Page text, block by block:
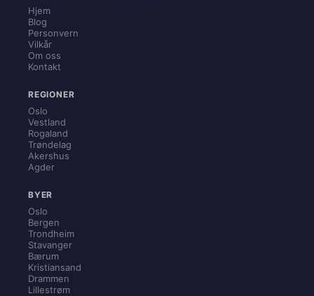
Hjem
Blog
Personvern
Vilkår
Om oss
Kontakt
REGIONER
Oslo
Vestland
Rogaland
Trøndelag
Akershus
Agder
BYER
Oslo
Bergen
Trondheim
Stavanger
Bærum
Kristiansand
Drammen
Lillestrøm